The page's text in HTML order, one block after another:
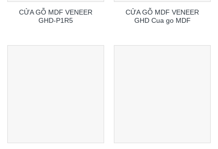
CỬA GỖ MDF VENEER
GHD-P1R5
CỬA GỖ MDF VENEER
GHD Cua go MDF